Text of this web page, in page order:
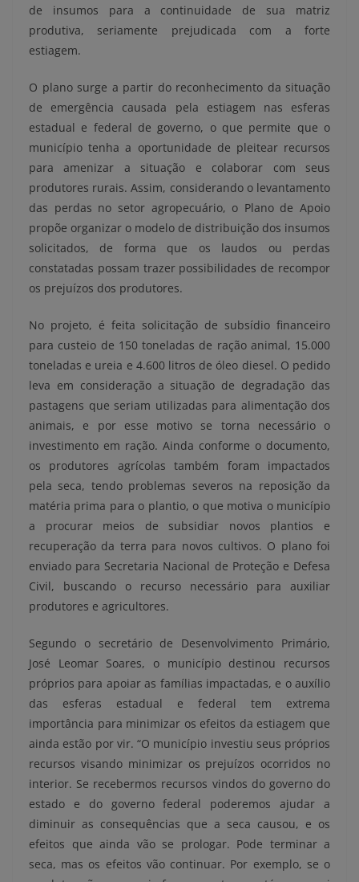
de insumos para a continuidade de sua matriz
produtiva, seriamente prejudicada com a forte
estiagem.
O plano surge a partir do reconhecimento da situação
de emergência causada pela estiagem nas esferas
estadual e federal de governo, o que permite que o
município tenha a oportunidade de pleitear recursos
para amenizar a situação e colaborar com seus
produtores rurais. Assim, considerando o levantamento
das perdas no setor agropecuário, o Plano de Apoio
propõe organizar o modelo de distribuição dos insumos
solicitados, de forma que os laudos ou perdas
constatadas possam trazer possibilidades de recompor
os prejuízos dos produtores.
No projeto, é feita solicitação de subsídio financeiro
para custeio de 150 toneladas de ração animal, 15.000
toneladas e ureia e 4.600 litros de óleo diesel. O pedido
leva em consideração a situação de degradação das
pastagens que seriam utilizadas para alimentação dos
animais, e por esse motivo se torna necessário o
investimento em ração. Ainda conforme o documento,
os produtores agrícolas também foram impactados
pela seca, tendo problemas severos na reposição da
matéria prima para o plantio, o que motiva o município
a procurar meios de subsidiar novos plantios e
recuperação da terra para novos cultivos. O plano foi
enviado para Secretaria Nacional de Proteção e Defesa
Civil, buscando o recurso necessário para auxiliar
produtores e agricultores.
Segundo o secretário de Desenvolvimento Primário,
José Leomar Soares, o município destinou recursos
próprios para apoiar as famílias impactadas, e o auxílio
das esferas estadual e federal tem extrema
importância para minimizar os efeitos da estiagem que
ainda estão por vir. “O município investiu seus próprios
recursos visando minimizar os prejuízos ocorridos no
interior. Se recebermos recursos vindos do governo do
estado e do governo federal poderemos ajudar a
diminuir as consequências que a seca causou, e os
efeitos que ainda vão se prologar. Pode terminar a
seca, mas os efeitos vão continuar. Por exemplo, se o